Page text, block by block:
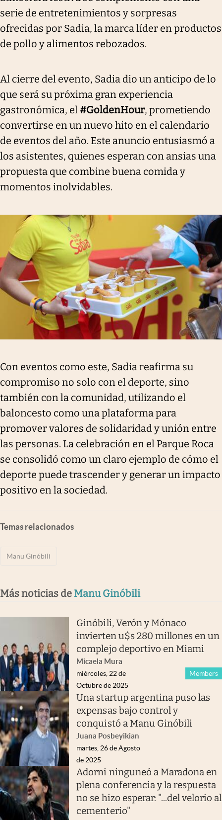
serie de entretenimientos y sorpresas
ofrecidas por Sadia, la marca líder en productos
de pollo y alimentos rebozados.
Al cierre del evento, Sadia dio un anticipo de lo
que será su próxima gran experiencia
gastronómica, el #GoldenHour, prometiendo
convertirse en un nuevo hito en el calendario
de eventos del año. Este anuncio entusiasmó a
los asistentes, quienes esperan con ansias una
propuesta que combine buena comida y
momentos inolvidables.
Con eventos como este, Sadia reafirma su
compromiso no solo con el deporte, sino
también con la comunidad, utilizando el
baloncesto como una plataforma para
promover valores de solidaridad y unión entre
las personas. La celebración en el Parque Roca
se consolidó como un claro ejemplo de cómo el
deporte puede trascender y generar un impacto
positivo en la sociedad.
Temas relacionados
Manu Ginóbili
Más noticias de Manu Ginóbili
Ginóbili, Verón y Mónaco
invierten u$s 280 millones en un
complejo deportivo en Miami
Micaela Mura
Members
miércoles, 22 de
Octubre de 2025
Una startup argentina puso las
expensas bajo control y
conquistó a Manu Ginóbili
Juana Posbeyikian
martes, 26 de Agosto
de 2025
Adorni ninguneó a Maradona en
plena conferencia y la respuesta
no se hizo esperar: "...del velorio al
cementerio"